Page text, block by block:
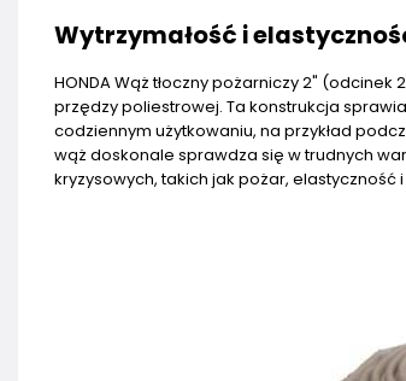
Wytrzymałość i
HONDA Wąż tłoczny pożarniczy 2"
przędzy poliestrowej. Ta konstrukcja
codziennym użytkowaniu, na przykład
wąż doskonale sprawdza się w trudnych
kryzysowych, takich jak pożar,